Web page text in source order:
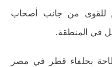
للقوى من جانب أصحاب
في المنطقة.
بحلفاء قطر في مصر